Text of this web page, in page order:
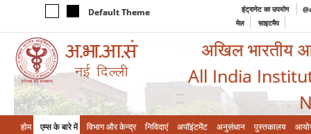
Default Theme इंट्रानेट का उपयोग
मेल
साइटमैप
अखिल भारतीय
All India
होम एम्‍स के बारे में विभाग और केन्‍द्र निविदाएं अपॉइंटमेंट अनुसंधान पुस्तकालय